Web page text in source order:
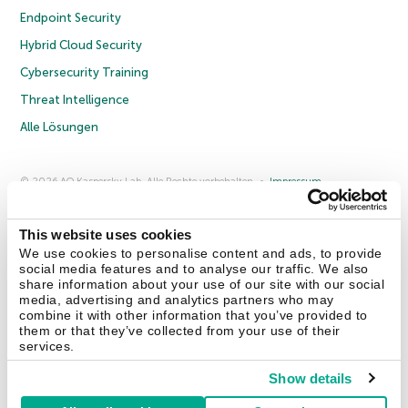
This website uses cookies
We use cookies to personalise content and ads, to provide
social media features and to analyse our traffic. We also
share information about your use of our site with our social
media, advertising and analytics partners who may
combine it with other information that you’ve provided to
them or that they’ve collected from your use of their
services.
Show details
Endpoint Security
Hybrid Cloud Security
Cybersecurity Training
Threat Intelligence
Alle Lösungen
© 2026 AO Kaspersky Lab. Alle Rechte vorbehalten.
Impressum
Lizenzvereinbarung B2B
Anmeldung zum Newsletter für B2B-Vertriebspartner
Kontakt Über uns Partner Blog
Weitere Informationen
Pressemitteilungen
Securelist Eugene Personal Blog Enzyklopädie